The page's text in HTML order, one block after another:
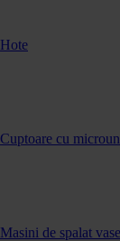
Hote
Cuptoare cu
Masini de spalat vase